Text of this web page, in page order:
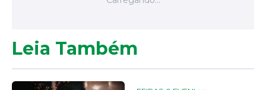
Leia Também